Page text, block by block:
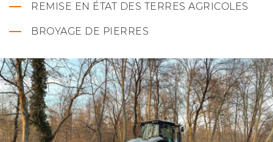
REMISE EN ÉTAT DES TERRES AGRICOLES
BROYAGE DE PIERRES